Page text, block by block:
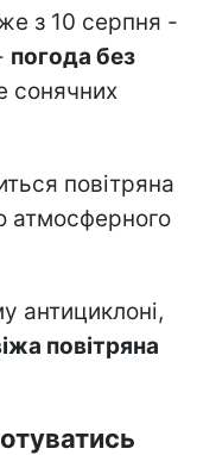
з 10 серпня -
погода без
сонячних
повітряна
атмосферного
антициклоні,
повітряна